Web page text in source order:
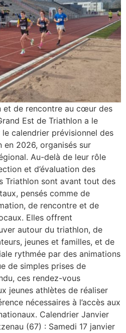
et de rencontre au cœur des
Est de Triathlon a le
calendrier prévisionnel des
en 2026, organisés sur
Au-delà de leur rôle
et d’évaluation des
Triathlon sont avant tout des
pensés comme de
de rencontre et de
Elles offrent
autour du triathlon, de
jeunes et familles, et de
rythmée par des animations
de simples prises de
ces rendez-vous
jeunes athlètes de réaliser
nécessaires à l’accès aux
Calendrier Janvier
(67) : Samedi 17 janvier